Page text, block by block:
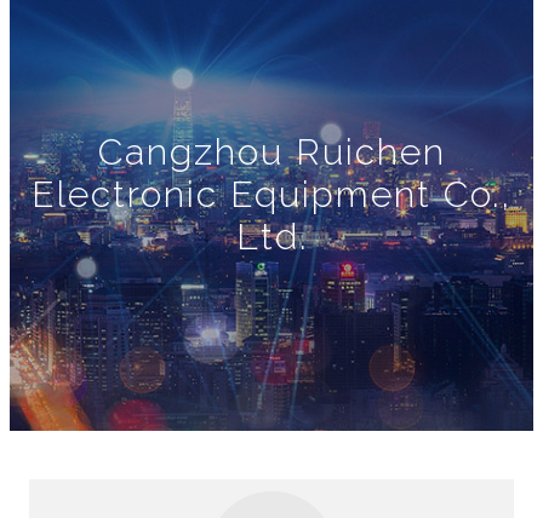
Cangzhou Ruichen
Electronic Equipment Co.,
Ltd.